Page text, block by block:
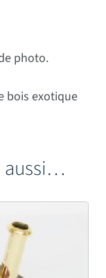
photo.
bois exotique
aussi…